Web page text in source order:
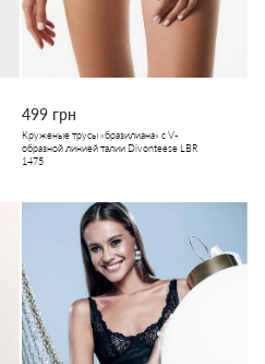
499 грн
Круженые трусы «бразилиана» с V-
образной линией талии Divonteese LBR
1475